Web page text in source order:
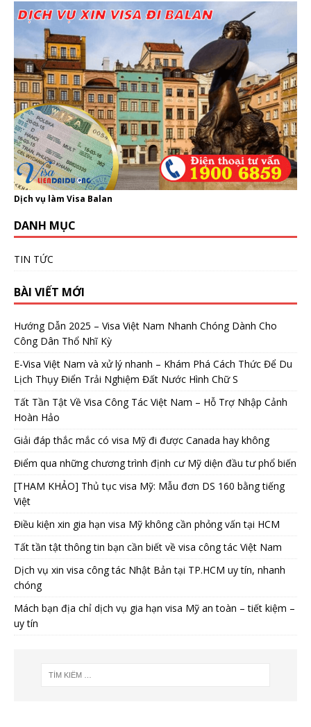
Dịch vụ làm Visa Balan
DANH MỤC
TIN TỨC
BÀI VIẾT MỚI
Hướng Dẫn 2025 – Visa Việt Nam Nhanh Chóng Dành Cho
Công Dân Thổ Nhĩ Kỳ
E-Visa Việt Nam và xử lý nhanh – Khám Phá Cách Thức Để Du
Lịch Thụy Điển Trải Nghiệm Đất Nước Hình Chữ S
Tất Tần Tật Về Visa Công Tác Việt Nam – Hỗ Trợ Nhập Cảnh
Hoàn Hảo
Giải đáp thắc mắc có visa Mỹ đi được Canada hay không
Điểm qua những chương trình định cư Mỹ diện đầu tư phổ biến
[THAM KHẢO] Thủ tục visa Mỹ: Mẫu đơn DS 160 bằng tiếng
Việt
Điều kiện xin gia hạn visa Mỹ không cần phỏng vấn tại HCM
Tất tần tật thông tin bạn cần biết về visa công tác Việt Nam
Dịch vụ xin visa công tác Nhật Bản tại TP.HCM uy tín, nhanh
chóng
Mách bạn địa chỉ dịch vụ gia hạn visa Mỹ an toàn – tiết kiệm –
uy tín